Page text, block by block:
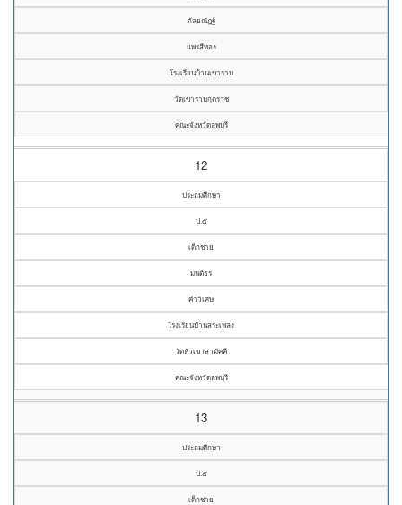
กัลยณัฎฐ์
แพรสีทอง
โรงเรียนบ้านเขาราบ
วัดเขาราบกุตราช
คณะจังหวัดลพบุรี
12
ประถมศึกษา
ป.๕
เด็กชาย
มนต์ธร
คำวิเศษ
โรงเรียนบ้านสระเพลง
วัดหัวเขาสามัคคี
คณะจังหวัดลพบุรี
13
ประถมศึกษา
ป.๕
เด็กชาย